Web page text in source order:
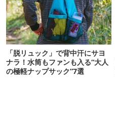
「脱リュック」で背中汗にサヨ
ナラ！水筒もファンも入る“大人
の極軽ナップサック”7選